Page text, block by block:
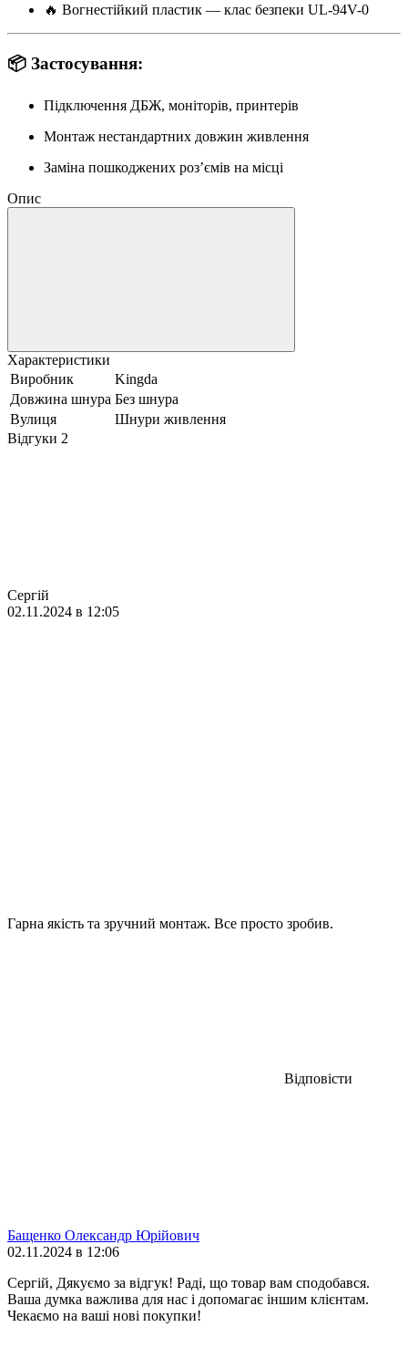
🔥 Вогнестійкий пластик — клас безпеки UL-94V-0
📦 Застосування:
Підключення ДБЖ, моніторів, принтерів
Монтаж нестандартних довжин живлення
Заміна пошкоджених роз’ємів на місці
Опис
Характеристики
Виробник
Kingda
Довжина шнура Без шнура
Вулиця
Шнури живлення
Відгуки 2
Сергій
02.11.2024 в 12:05
Гарна якість та зручний монтаж. Все просто зробив.
Відповісти
Бащенко Олександр Юрійович
02.11.2024 в 12:06
Сергій, Дякуємо за відгук! Раді, що товар вам сподобався.
Ваша думка важлива для нас і допомагає іншим клієнтам.
Чекаємо на ваші нові покупки!